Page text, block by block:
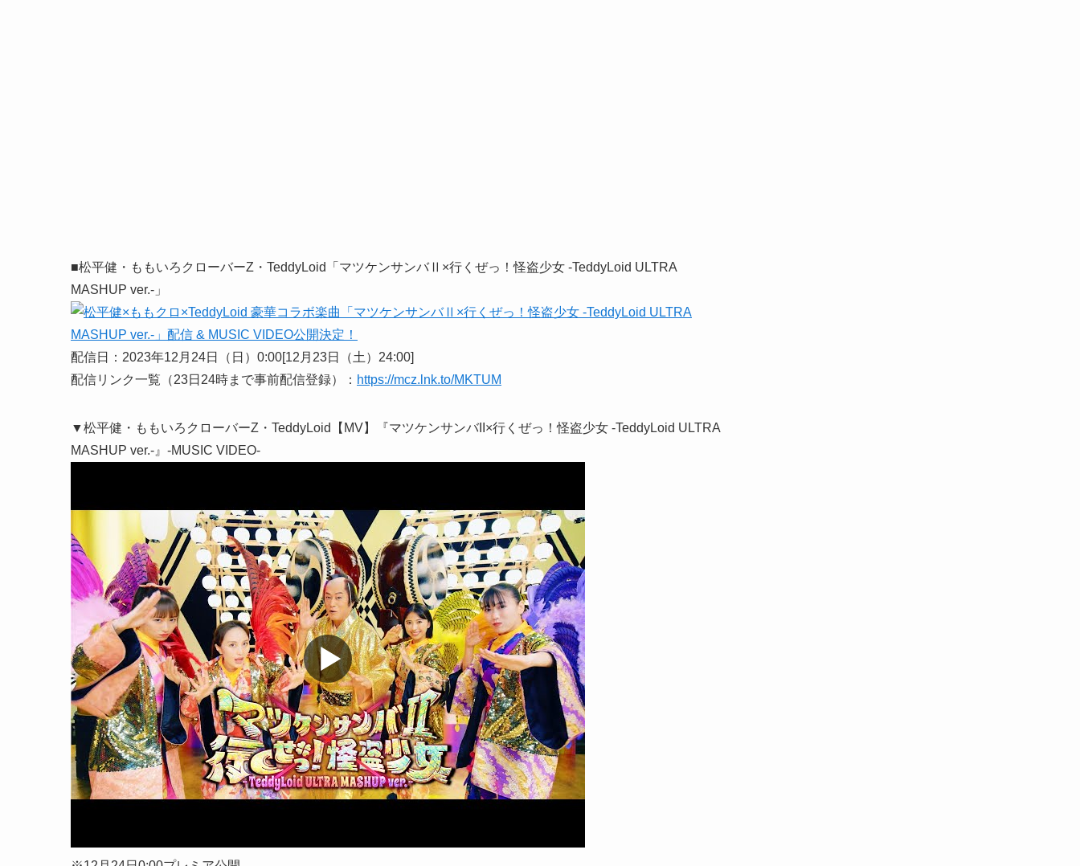
■松平健・ももいろクローバーZ・TeddyLoid「マツケンサンバⅡ×行くぜっ！怪盗少女 -TeddyLoid ULTRA
MASHUP ver.-」
配信日：2023年12月24日（日）0:00[12月23日（土）24:00]
配信リンク一覧（23日24時まで事前配信登録）： https://mcz.lnk.to/MKTUM
▼松平健・ももいろクローバーZ・TeddyLoid【MV】『マツケンサンバII×行くぜっ！怪盗少女 -TeddyLoid ULTRA
MASHUP ver.-』-MUSIC VIDEO-